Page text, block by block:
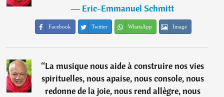
―Eric-Emmanuel Schmitt
Facebook Twitter WhatsApp Image
“La musique nous aide à construire nos vies
spirituelles, nous apaise, nous console, nous
redonne de la joie, nous rend allègre, nous